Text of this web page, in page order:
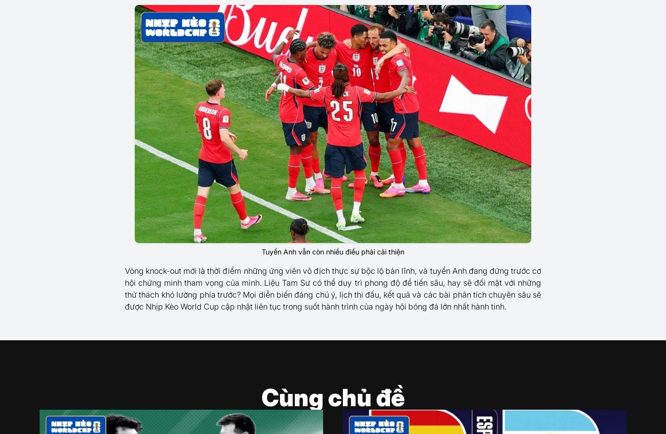
Tuyển Anh vẫn còn nhiều điều phải cải thiện
Vòng knock-out mới là thời điểm những ứng viên vô địch thực sự bộc lộ bản lĩnh, và tuyển Anh đang đứng trước cơ
hội chứng minh tham vọng của mình. Liệu Tam Sư có thể duy trì phong độ để tiến sâu, hay sẽ đối mặt với những
thử thách khó lường phía trước? Mọi diễn biến đáng chú ý, lịch thi đấu, kết quả và các bài phân tích chuyên sâu sẽ
được Nhịp Kèo World Cup cập nhật liên tục trong suốt hành trình của ngày hội bóng đá lớn nhất hành tinh.
Cùng chủ đề